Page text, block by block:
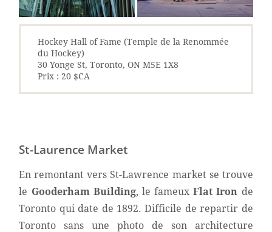
Hockey Hall of Fame (Temple de la Renommée
du Hockey)
30 Yonge St, Toronto, ON M5E 1X8
Prix : 20 $CA
St-Laurence Market
En remontant vers St-Lawrence market se trouve
le Gooderham Building, le fameuxFlat Iron de
Toronto qui date de 1892. Difficile de repartir de
Toronto sans une photo de son architecture